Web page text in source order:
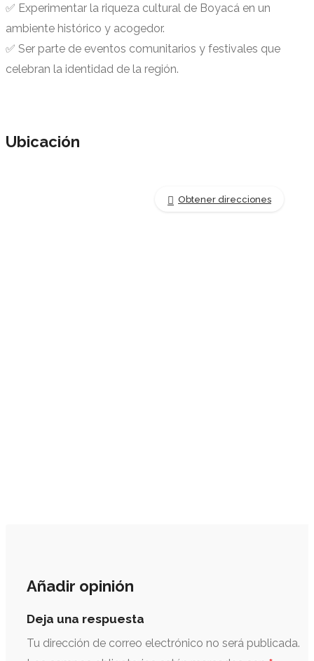
✅ Experimentar la riqueza cultural de Boyacá en un
ambiente histórico y acogedor.
✅ Ser parte de eventos comunitarios y festivales que
celebran la identidad de la región.
Ubicación
Obtener direcciones
Añadir opinión
Deja una respuesta
Tu dirección de correo electrónico no será publicada.